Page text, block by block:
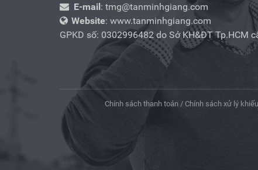
E-mail: tmg@tanminhgiang.com
Website: www.tanminhgiang.com
GPKD số: 0302996482 do Sở KH&ĐT Tp.HCM
Chính sách thanh toán / Chính sách xử lý